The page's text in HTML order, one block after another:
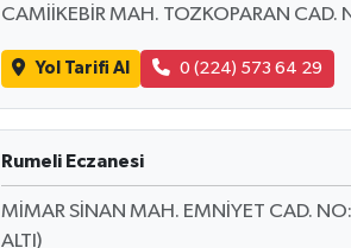
CAMİİKEBİR MAH. TOZKOPARAN CAD.
Yol Tarifi Al 0 (224) 573 64 29
Rumeli Eczanesi
MİMAR SİNAN MAH. EMNİYET CAD.
ALTI)